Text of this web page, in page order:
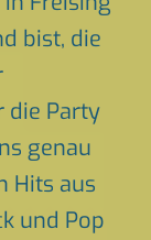
bist, die
Party
genau
Hits aus
und Pop